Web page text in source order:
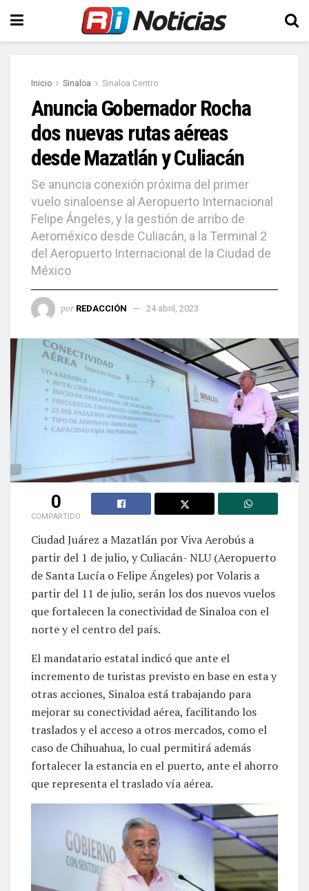
Inicio Sinaloa Sinaloa Centro
Anuncia Gobernador Rocha
dos nuevas rutas aéreas
desde Mazatlán y Culiacán
Se anuncia conexión próxima del primer
vuelo sinaloense al Aeropuerto Internacional
Felipe Ángeles, y la gestión de arribo de
Aeroméxico desde Culiacán, a la Terminal 2
del Aeropuerto Internacional de la Ciudad de
México
por REDACCIÓN 24 abril, 2023
0
COMPARTIDO
Ciudad Juárez a Mazatlán por Viva Aerobús a
partir del 1 de julio, y Culiacán- NLU (Aeropuerto
de Santa Lucía o Felipe Ángeles) por Volaris a
partir del 11 de julio, serán los dos nuevos vuelos
que fortalecen la conectividad de Sinaloa con el
norte y el centro del país.
El mandatario estatal indicó que ante el
incremento de turistas previsto en base en esta y
otras acciones, Sinaloa está trabajando para
mejorar su conectividad aérea, facilitando los
traslados y el acceso a otros mercados, como el
caso de Chihuahua, lo cual permitirá además
fortalecer la estancia en el puerto, ante el ahorro
que representa el traslado vía aérea.